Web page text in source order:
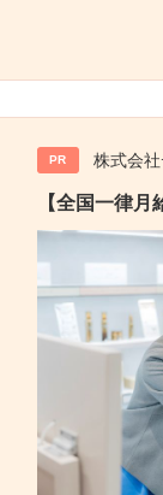
PR 株式会
【全国一律